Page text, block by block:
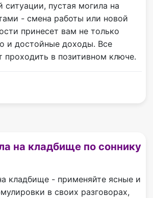
ситуации, пустая могила на
- смена работы или новой
принесет вам не только
и достойные доходы. Все
проходить в позитивном ключе.
на кладбище по соннику
кладбище - применяйте ясные и
в своих разговорах,